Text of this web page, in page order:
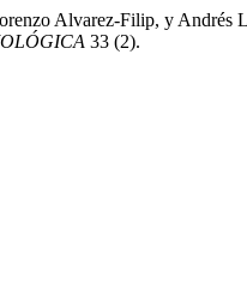
Alvarez-Filip, y Andrés
33 (2).